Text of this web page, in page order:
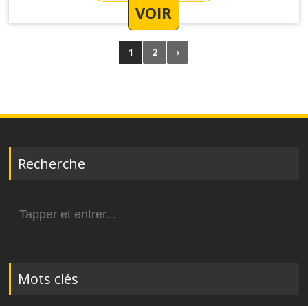
VOIR
1 2 ›
Recherche
for:
Mots clés